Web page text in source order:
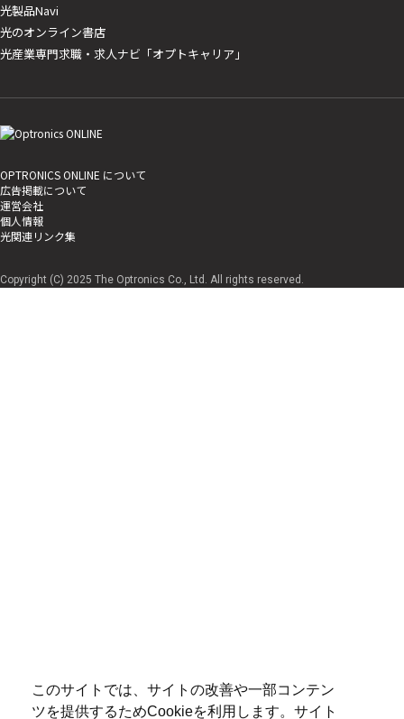
このサイトでは、サイトの改善や一部コンテン
ツを提供するためCookieを利用します。サイト
光製品Navi
光のオンライン書店
光産業専門求職・求人ナビ「オプトキャリア」
OPTRONICS ONLINE について
広告掲載について
運営会社
個人情報
光関連リンク集
Copyright (C) 2025 The Optronics Co., Ltd. All rights reserved.